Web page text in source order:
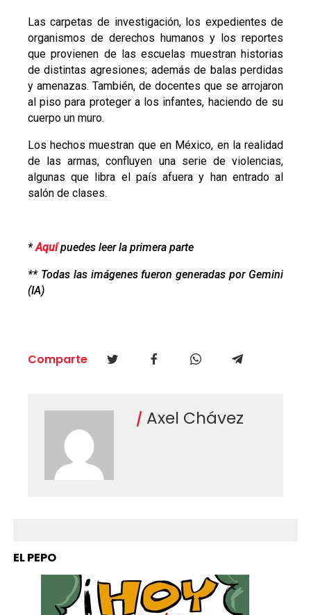
Las carpetas de investigación, los expedientes de
organismos de derechos humanos y los reportes
que provienen de las escuelas muestran historias
de distintas agresiones; además de balas perdidas
y amenazas. También, de docentes que se arrojaron
al piso para proteger a los infantes, haciendo de su
cuerpo un muro.
Los hechos muestran que en México, en la realidad
de las armas, confluyen una serie de violencias,
algunas que libra el país afuera y han entrado al
salón de clases.
*Aquípuedes leer la primera parte
** Todas las imágenes fueron generadas por Gemini
(IA)
Comparte
Axel Chávez
EL PEPO